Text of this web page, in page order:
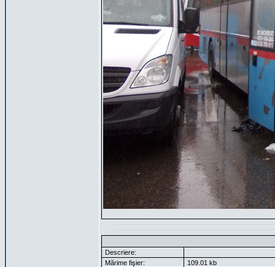
Descriere:
Mărime fişier:
109.01 kb